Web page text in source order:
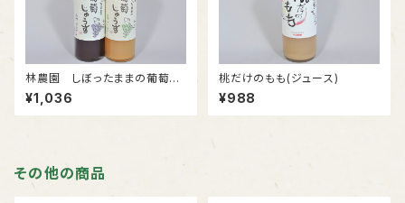
林農園 しぼったままの葡萄じ
ゅうす コンコード
¥1,036
桃だけのもも(ジュース)
¥988
その他の商品